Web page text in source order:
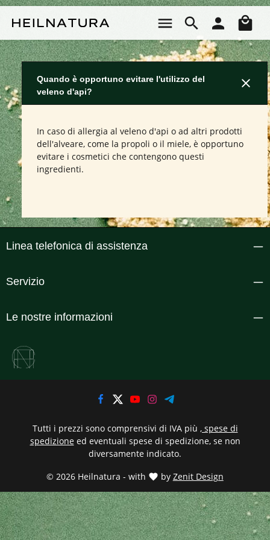
Il
Quando è opportuno evitare l'utilizzo del
veleno d'api?
In caso di allergia al veleno d'api o ad altri prodotti
dell'alveare, come la propoli o il miele, è opportuno
evitare i cosmetici che contengono questi
ingredienti.
Linea telefonica di assistenza
Servizio
Le nostre informazioni
© 2026 Heilnatura - with by Zenit Design
Tutti i prezzi sono comprensivi di IVA più , spese di
spedizioneed eventuali spese di spedizione, se non
diversamente indicato.